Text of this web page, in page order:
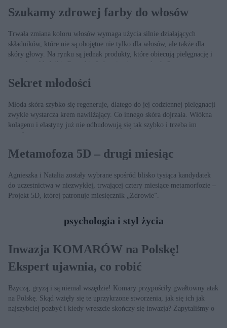
Szukamy zdrowej farby do włosów
Trwała zmiana koloru włosów wymaga użycia silnie działających
składników, które nie są obojętne nie tylko dla włosów, ale także dla
skóry głowy. Na rynku są jednak produkty, które obiecują pielęgnację i
naturalne składniki. Czy takie farby nie niszczą włosów?
Sekret młodości
Młoda skóra szybko się regeneruje, dlatego do jej codziennej pielęgnacji
zwykle wystarcza krem nawilżający. Co innego skóra dojrzała. Włókna
kolagenu i elastyny już nie odbudowują się tak szybko i trzeba im
pomóc.
Metamofoza 5D – drugi miesiąc
Agnieszka i Natalia zostały wybrane spośród blisko tysiąca kandydatek
do uczestnictwa w niezwykłej, trwającej cztery miesiące metamorfozie –
Projekt 5D, której patronuje miesięcznik „Zdrowie”.
psychologia i styl życia
Inwazja KOMARÓW na Polskę!
Ekspert ujawnia, co robić
Bzyczą, gryzą i są niemal wszędzie! Komary przypuściły gwałtowny atak
na Polskę. Skąd wzięły się te uprzykrzone stworzenia, jak się ich jak
najszybciej pozbyć i kiedy wreszcie skończy się inwazja? Zapytaliśmy o
to eksperta.